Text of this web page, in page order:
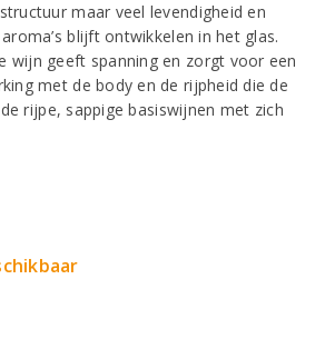
maar veel levendigheid en
blijft ontwikkelen in het glas.
wijn geeft spanning en zorgt voor een
met de body en de rijpheid die de
rijpe, sappige basiswijnen met zich